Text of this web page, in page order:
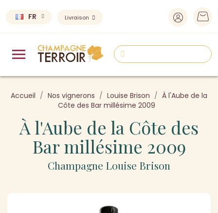
FR Livraison
Accueil Nos vignerons Louise Brison
À l'Aube de la
Côte des Bar millésime 2009
À l'Aube de la Côte des
Bar millésime 2009
Champagne Louise Brison